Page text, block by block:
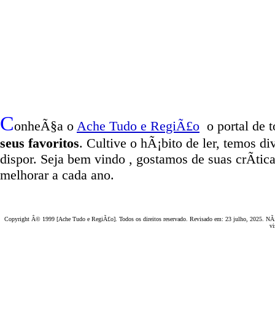
ConheÃ§a o Ache Tudo e RegiÃ£o o portal de
seus favoritos. Cultive o hÃ¡bito de ler, temos
dispor. Seja bem vindo , gostamos de suas
melhorar a cada ano.
Copyright Â© 1999 [Ache Tudo e RegiÃ£o]. Todos os direitos reservado. Revisado em: 23 julho, 2025 .